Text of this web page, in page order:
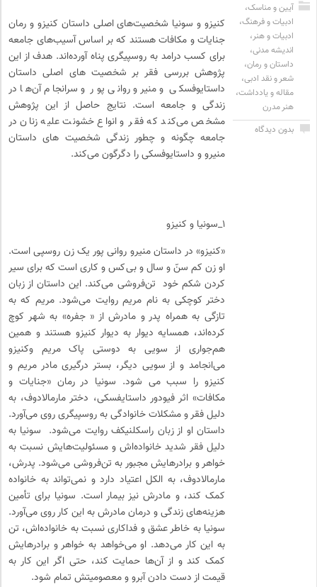
آیین و مناسک،
ادبیات و فرهنگ،
ادبیات و هنر،
اندیشه مدنی،
داستان و رمان،
شعر و نقد ادبی،
مقاله و یادداشت،
هنر مدرن
بدون دیدگاه
کنیزو و سونیا شخصیت‌های اصلی داستان کنیزو و رمان
جنایات و مکافات هستند که بر اساس آسیب‌های جامعه
برای کسب درامد به روسپیگری پناه آورده‌اند. هدف از این
پژوهش بررسی فقر بر شخصیت های اصلی داستان
داستایوفسکی و منیرو روانی پور و سرانجام آن‌ها در
زندگی و جامعه است. نتایج حاصل از این پژوهش
مشخص می‌کند که فقر و انواع خشونت علیه زنان در
جامعه چگونه و چطور زندگی شخصیت ‌های داستان
منیرو و داستایوفسکی را دگرگون می‌کند.
۱_سونیا و کنیزو
«کنیزو» در داستان منیرو روانی پور یک زن روسپی است.
او زن کم سنّ و سال و بی‌کس و کاری است که برای سیر
کردن شکم خود تن‌فروشی می‌کند. این داستان از زبان
دختر کوچکی به نام مریم روایت می‌شود. مریم که به
تازگی به همراه پدر و مادرش از « جفره» به شهر کوچ
کرده‌اند، همسایه دیوار به دیوار کنیزو هستند و همین
هم‌جواری از سویی به دوستی پاک مریم وکنیزو
می‌انجامد و از سویی دیگر، بستر درگیری مادر مریم و
کنیزو را سبب می شود. سونیا در رمان «جنایات و
مکافات» اثر فیودور داستایفسکی، دختر مارمالادوف، به
دلیل فقر و مشکلات خانوادگی به روسپیگری روی می‌آورد.
داستان او از زبان راسکلنیکف روایت می‌شود. سونیا به
دلیل فقر شدید خانواده‌اش و مسئولیت‌هایش نسبت به
خواهر و برادرهایش مجبور به تن‌فروشی می‌شود. پدرش،
مارمالادوف، به الکل اعتیاد دارد و نمی‌تواند به خانواده
کمک کند، و مادرش نیز بیمار است. سونیا برای تأمین
هزینه‌های زندگی و درمان مادرش به این کار روی می‌آورد.
سونیا به خاطر عشق و فداکاری نسبت به خانواده‌اش، تن
به این کار می‌دهد. او می‌خواهد به خواهر و برادرهایش
کمک کند و از آن‌ها حمایت کند، حتی اگر این کار به
قیمت از دست دادن آبرو و معصومیتش تمام شود.